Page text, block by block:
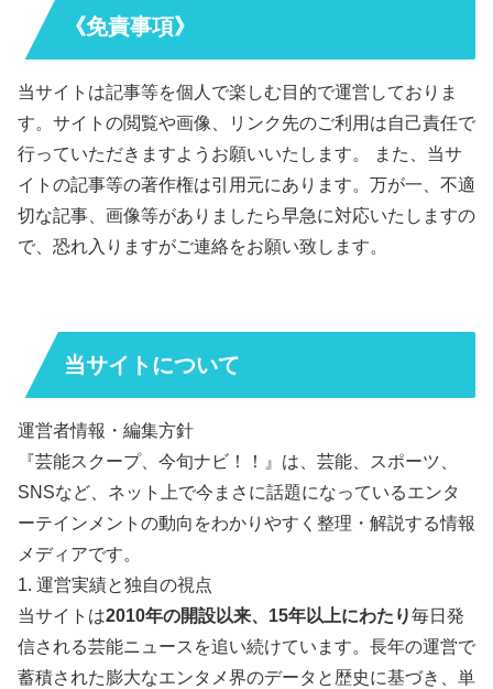
《免責事項》
当サイトは記事等を個人で楽しむ目的で運営しておりま
す。サイトの閲覧や画像、リンク先のご利用は自己責任で
行っていただきますようお願いいたします。 また、当サ
イトの記事等の著作権は引用元にあります。万が一、不適
切な記事、画像等がありましたら早急に対応いたしますの
で、恐れ入りますがご連絡をお願い致します。
当サイトについて
運営者情報・編集方針
『芸能スクープ、今旬ナビ！！』は、芸能、スポーツ、
SNSなど、ネット上で今まさに話題になっているエンタ
ーテインメントの動向をわかりやすく整理・解説する情報
メディアです。
1. 運営実績と独自の視点
当サイトは2010年の開設以来、15年以上にわたり毎日発
信される芸能ニュースを追い続けています。長年の運営で
蓄積された膨大なエンタメ界のデータと歴史に基づき、単